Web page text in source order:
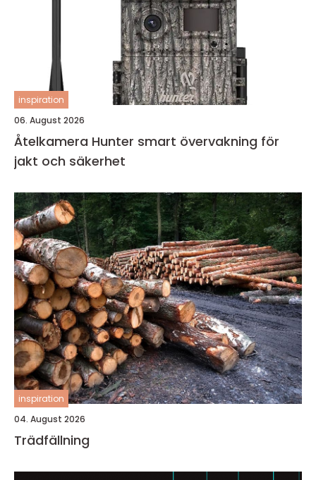
inspiration
06. August 2026
Åtelkamera Hunter smart övervakning för
jakt och säkerhet
inspiration
04. August 2026
Trädfällning